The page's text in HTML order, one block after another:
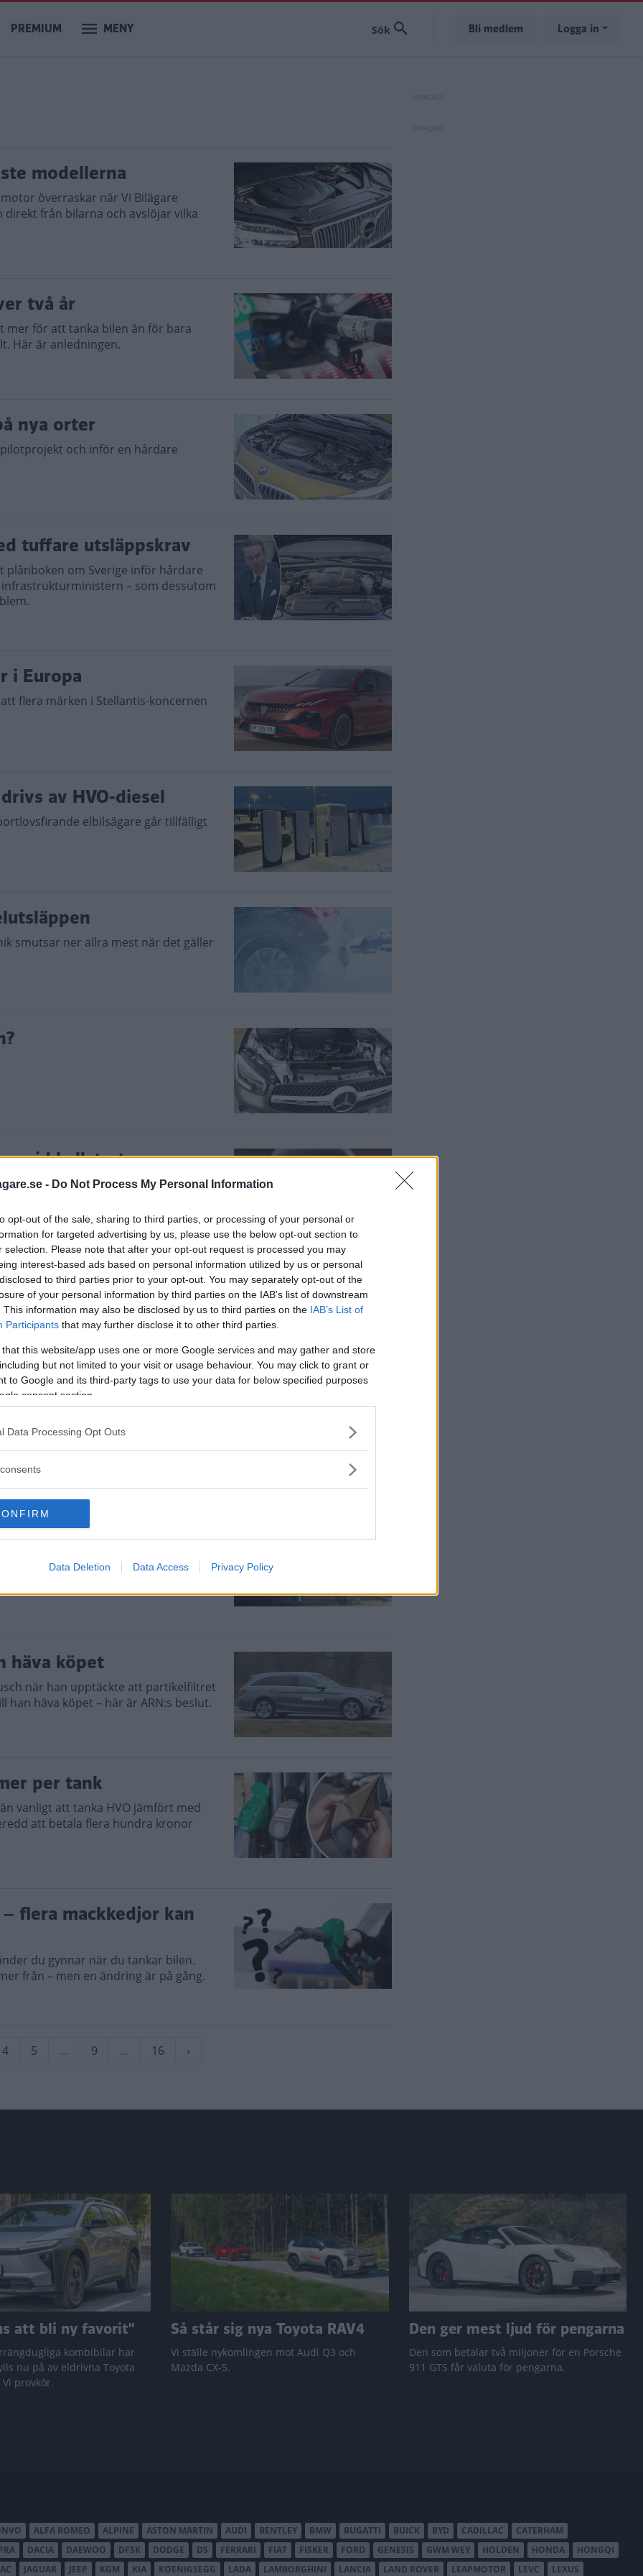
- Do Not Process My Personal Information
opt-out of the sale, sharing to third parties, or processing of your personal or
for targeted advertising by us, please use the below opt-out section to
selection. Please note that after your opt-out request is processed you may
interest-based ads based on personal information utilized by us or personal
to third parties prior to your opt-out. You may separately opt-out of the
of your personal information by third parties on the IAB’s list of downstream
This information may also be disclosed by us to third parties on the IAB’s List of
Participants that may further disclose it to other third parties.
that this website/app uses one or more Google services and may gather and store
but not limited to your visit or usage behaviour. You may click to grant or
to Google and its third-party tags to use your data for below specified purposes
consent section.
Data Processing Opt Outs
Data Deletion Data Access Privacy Policy
PREMIUM MENY Bli medlem Logga in
modellerna
överraskar när Vi Bilägare
från bilarna och avslöjar vilka
två år
mer för att tanka bilen än för bara
Här är anledningen.
nya orter
och inför en hårdare
tuffare utsläppskrav
plånboken om Sverige inför hårdare
– som dessutom
i Europa
flera märken i Stellantis-koncernen
av HVO-diesel
elbilsägare går tillfälligt
smutsar ner allra mest när det gäller
vid kallstart
vill Mercedes minska mängden
och pickuptillverkaren Ram
över 1 400 Nm.
– och supertrög
utan turbo längre än de flesta. Den
sin minst sagt flegmatiska
på besiktningen
införas 2029 men Bilprovningen vill gå
och kan behöva betala tusenlappar
häva köpet
när han upptäckte att partikelfiltret
häva köpet – här är ARN:s beslut.
per tank
vanligt att tanka HVO jämfört med
att betala flera hundra kronor
flera mackkedjor kan
du gynnar när du tankar bilen.
från – men en ändring är på gång.
Sida
4 Sida
5 … Sida
9 … Sida
16
Nästa
›
att bli ny favorit”
kombibilar har
nu på av eldrivna Toyota
provkör.
Så står sig nya Toyota RAV4
Vi ställe nykomlingen mot Audi Q3 och
Mazda CX-5.
Den ger mest ljud för pengarna
Den som betalar två miljoner för en Porsche
911 GTS får valuta för pengarna.
ALFA ROMEO ALPINE ASTON MARTIN AUDI BENTLEY BMW BUGATTI BUICK BYD CADILLAC
CATERHAM
DACIA DAEWOO DFSK DODGE DS FERRARI FIAT FISKER FORD GENESIS GWM WEY HOLDEN HONDA
HONGQI
JAGUAR JEEP KGM KIA KOENIGSEGG LADA LAMBORGHINI LANCIA LAND ROVER LEAPMOTOR LEVC LEXUS